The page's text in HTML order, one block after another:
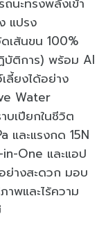
แปรง
เส้นขน 100%
บัติการ) พร้อม AI
ยงได้อย่าง
Water
บเปียกในชีวิต
และแรงกด 15N
One และแอป
ย่างสะดวก มอบ
พและไร้ความ